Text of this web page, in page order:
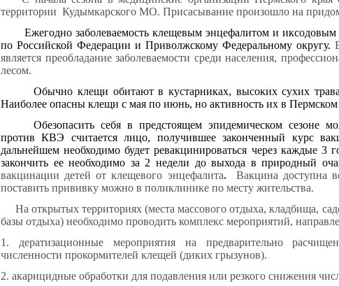
территории Кудымкарского МО. Присасывание произошло на
Ежегодно заболеваемость клещевым энцефалитом и иксодовым
по Российской Федерации и Приволжскому Федеральному округу.
является преобладание заболеваемости среди населения,
лесом.
Обычно клещи обитают в кустарниках, высоких сухих
Наиболее опасны клещи с мая по июнь, но активность их в Пермском
Обезопасить себя в предстоящем эпидемическом сезоне
против КВЭ считается лицо, получившее законченный курс
дальнейшем необходимо будет ревакцинироваться через каждые 3
закончить ее необходимо за 2 недели до выхода в природный
вакцинации детей от клещевого энцефалита.Вакцина доступна
поставить прививку можно в поликлинике по месту жительства.
На открытых территориях (места массового отдыха, кладбища,
базы отдыха) необходимо проводить комплекс мероприятий,
1. дератизационные мероприятия на предварительно
численности прокормителей клещей (диких грызунов).
2. акарицидные обработки для подавления или резкого снижения